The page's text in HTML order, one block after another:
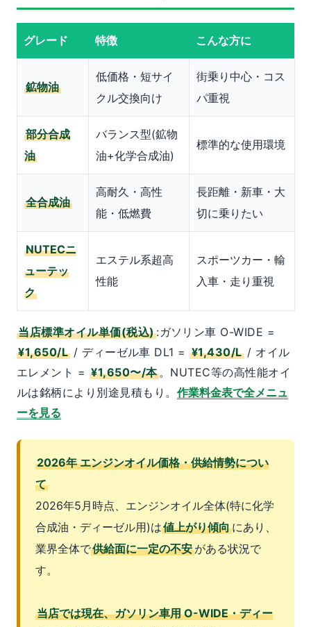
グレード 特徴 こんな方に
鉱物油
低価格・短サイ
クル交換向け
街乗り中心・コス
パ重視
部分合成
油
バランス型(鉱物
油+化学合成油)
標準的な使用環境
全合成油
高耐久・高性
能・低燃費
長距離・新車・大
切に乗りたい
NUTECニ
ューテッ
ク
エステル系超高
性能
スポーツカー・輸
入車・走り重視
当店標準オイル単価(税込):ガソリン車 O-WIDE =
¥1,650/L/ ディーゼル車 DL1 =¥1,430/L/ オイル
エレメント = ¥1,650〜/本。NUTEC等の高性能オイ
ルは銘柄により別途見積もり。 作業料金表で全メニュ
ーを見る
2026年 エンジンオイル価格・供給情勢につい
て
2026年5月時点、エンジンオイル全体(特に化学
合成油・ディーゼル用)は値上がり傾向にあり、
業界全体で供給面に一定の不安がある状況で
す。
当店では現在、ガソリン車用 O-WIDE・ディー